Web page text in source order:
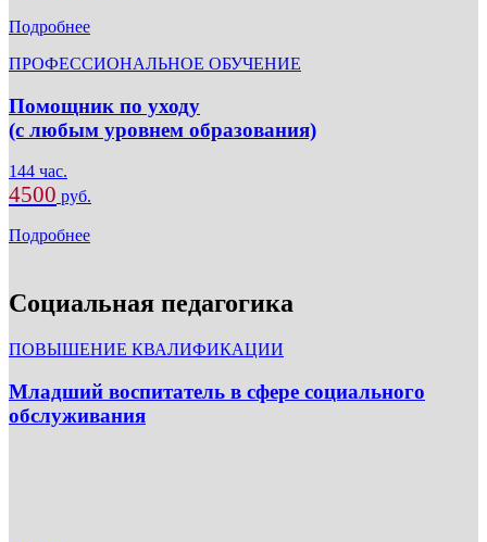
Подробнее
ПРОФЕССИОНАЛЬНОЕ ОБУЧЕНИЕ
Помощник по уходу
(с любым уровнем образования)
144 час.
4500 руб.
Подробнее
Социальная педагогика
ПОВЫШЕНИЕ КВАЛИФИКАЦИИ
Младший воспитатель в сфере социального
обслуживания